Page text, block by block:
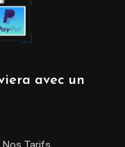
avec un